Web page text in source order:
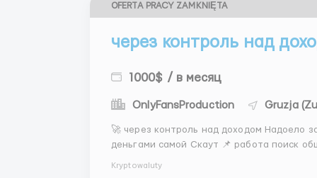
OFERTA PRACY ZAMKNIĘTA
через контроль над
1000$ / в месяц
OnlyFansProduction Gruzja
🚀 через контроль над доходом Надоело зависеть от одного дохода хочется управлять
деньгами самой Скаут 📌 работа поиск общение презентации переписка 💵 400–800$ фикс
Kryptowaluty